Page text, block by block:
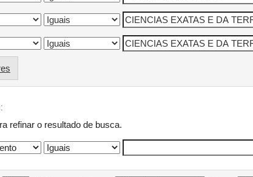
refinar o resultado de busca.